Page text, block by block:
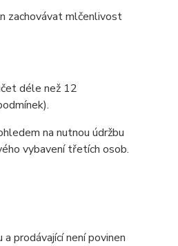
zachovávat mlčenlivost
déle než 12
na nutnou údržbu
vybavení třetích osob.
prodávající není povinen